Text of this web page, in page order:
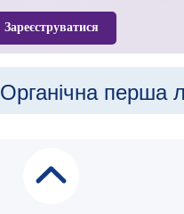
Зареєструватися
Органічна перша